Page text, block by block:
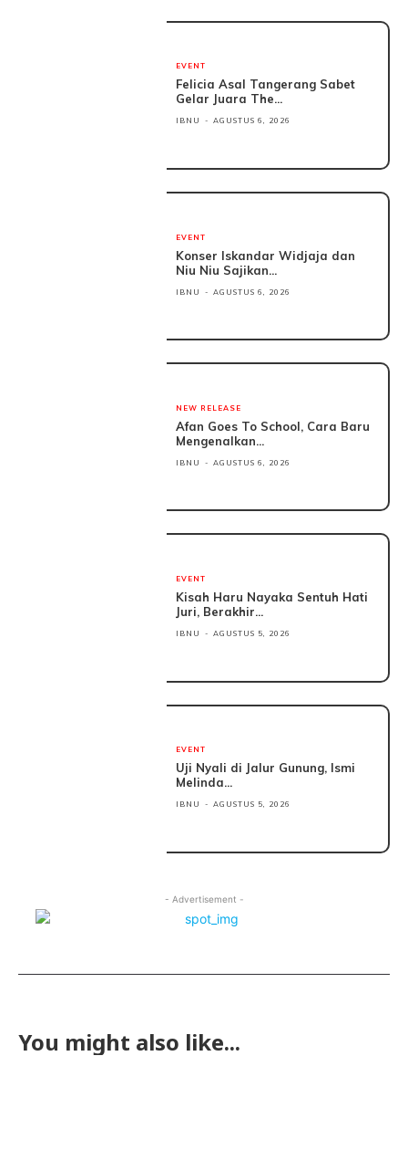
EVENT
Felicia Asal Tangerang Sabet
Gelar Juara The...
IBNU - AGUSTUS 6, 2026
EVENT
Konser Iskandar Widjaja dan
Niu Niu Sajikan...
IBNU - AGUSTUS 6, 2026
NEW RELEASE
Afan Goes To School, Cara Baru
Mengenalkan...
IBNU - AGUSTUS 6, 2026
EVENT
Kisah Haru Nayaka Sentuh Hati
Juri, Berakhir...
IBNU - AGUSTUS 5, 2026
EVENT
Uji Nyali di Jalur Gunung, Ismi
Melinda...
IBNU - AGUSTUS 5, 2026
- Advertisement -
You might also like...